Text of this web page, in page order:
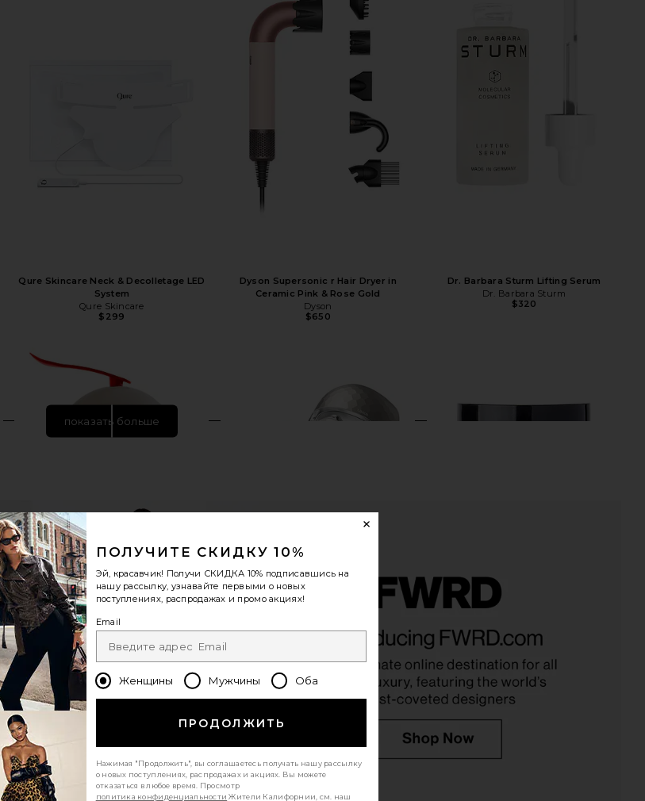
Qure Skincare Neck & Decolletage LED
System
Qure Skincare
$299
Dyson Supersonic r Hair Dryer in
Ceramic Pink & Rose Gold
Dyson
$650
Dr. Barbara Sturm Lifting Serum
Dr. Barbara Sturm
$320
Dr. Diamond's Metacine Hydr/o
Bioactive Hydrolipid Barrier Moisturizer
Dr. Diamond's Metacine
$300
Ulike ReGlow LED Light Therapy Mask
$399
NANNETTE de GASPE Baume Noir Face
NANNETTE de GASPE
$305
показать больше
ПОЛУЧИТЕ СКИДКУ 10%
Эй, красавчик! Получи СКИДКА 10% подписавшись на
нашу рассылку, узнавайте первыми о новых
поступлениях, распродажах и промо акциях!
Email
Женщины Мужчины Оба
ПРОДОЛЖИТЬ
Нажимая "Продолжить", вы соглашаетесь получать нашу рассылку
о новых поступлениях, распродажах и акциях. Вы можете
отказаться в любое время. Просмотр
политика конфиденциальности Жители Калифорнии, см. наш